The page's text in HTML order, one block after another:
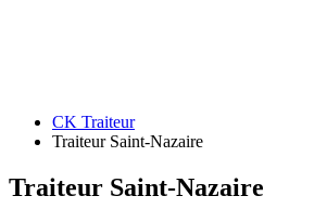
CK Traiteur
Traiteur Saint-Nazaire
Traiteur Saint-Nazaire